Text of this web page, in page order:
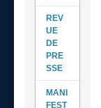
REV
UE
DE
PRE
SSE
MANI
FEST